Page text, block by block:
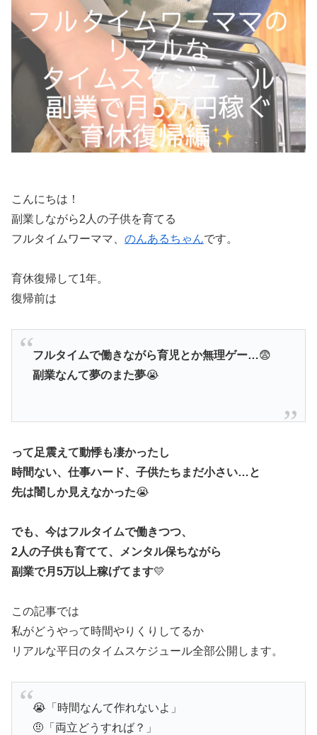
こんにちは！
副業しながら2人の子供を育てる
フルタイムワーママ、 のんあるちゃんです。
育休復帰して1年。
復帰前は
フルタイムで働きながら育児とか無理ゲー…😨
副業なんて夢のまた夢😭
って足震えて動悸も凄かったし
時間ない、仕事ハード、子供たちまだ小さい…と
先は闇しか見えなかった😭
でも、今はフルタイムで働きつつ、
2人の子供も育てて、メンタル保ちながら
副業で月5万以上稼げてます💛
この記事では
私がどうやって時間やりくりしてるか
リアルな平日のタイムスケジュール全部公開します。
😭「時間なんて作れないよ」
🤨「両立どうすれば？」